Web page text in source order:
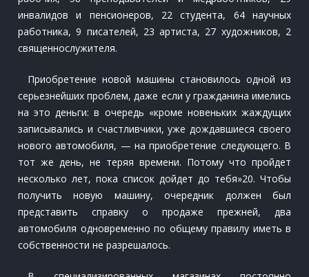
инвалидов и пенсионеров, 22 студента, 64 научных
работника, 9 писателей, 23 артиста, 27 художников, 2
священнослужителя.
Приобретение новой машины становилось одной из
серьезнейших проблем, даже если у гражданина имелись
на это деньги: в очередь «кроме новеньких жаждущих
записывались и счастливчики, уже дождавшиеся своего
нового автомобиля, — на приобретение следующего. В
тот же день, не теряя времени. Потому что пройдет
несколько лет, пока список дойдет до тебя»20. Чтобы
получить новую машину, очередник должен был
представить справку о продаже прежней, два
автомобиля одновременно по общему правилу иметь в
собственности не разрешалось.